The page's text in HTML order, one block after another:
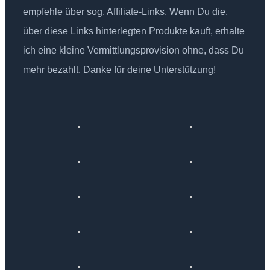
empfehle über sog. Affiliate-Links. Wenn Du die,
über diese Links hinterlegten Produkte kauft, erhalte
ich eine kleine Vermittlungsprovision ohne, dass Du
mehr bezahlt. Danke für deine Unterstützung!